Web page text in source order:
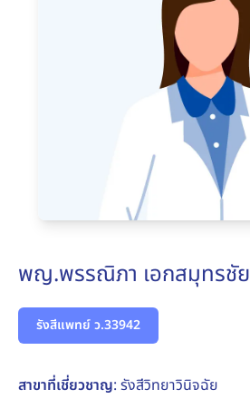
พญ.พรรณิภา เอกสมุทรชัย
รังสีแพทย์ ว.33942
สาขาที่เชี่ยวชาญ: รังสีวิทยาวินิจฉัย